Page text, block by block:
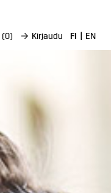
(0) → Kirjaudu FI EN